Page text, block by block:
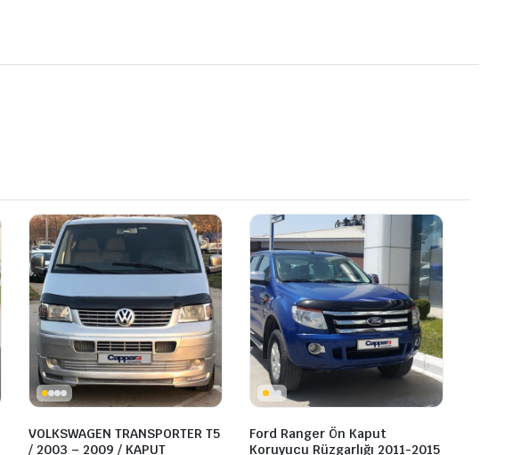
VOLKSWAGEN TRANSPORTER T5
/ 2003 – 2009 / KAPUT
Ford Ranger Ön Kaput
Koruyucu Rüzgarlığı 2011-2015